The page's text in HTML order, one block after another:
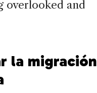
overlooked and
la migración